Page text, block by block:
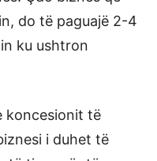
do të paguajë 2-4
ku ushtron
koncesionit të
i duhet të